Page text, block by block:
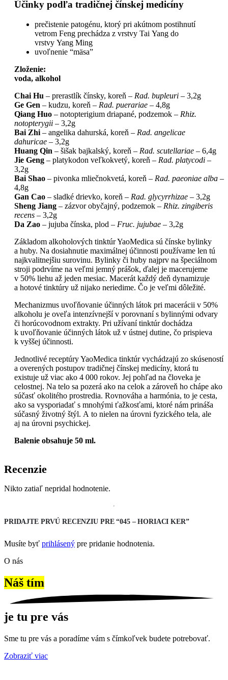
Účinky podľa tradičnej čínskej medicíny
prečistenie patogénu, ktorý pri akútnom postihnutí
vetrom Feng prechádza z vrstvy Tai Yang do
vrstvy Yang Ming
uvoľnenie “mäsa”
Zloženie:
voda, alkohol
Chai Hu – prerastlík čínsky, koreň – Rad. bupleuri – 3,2g
Ge Gen – kudzu, koreň – Rad. puerariae – 4,8g
Qiang Huo – notopterigium driapané, podzemok – Rhiz.
notopterygii – 3,2g
Bai Zhi – angelika dahurská, koreň – Rad. angelicae
dahuricae – 3,2g
Huang Qin – šišak bajkalský, koreň – Rad. scutellariae – 6,4g
Jie Geng – platykodon veľkokvetý, koreň – Rad. platycodi –
3,2g
Bai Shao – pivonka mliečnokvetá, koreň – Rad. paeoniae alba –
4,8g
Gan Cao – sladké drievko, koreň – Rad. glycyrrhizae – 3,2g
Sheng Jiang – zázvor obyčajný, podzemok – Rhiz. zingiberis
recens – 3,2g
Da Zao – jujuba čínska, plod – Fruc. jujubae – 3,2g
Základom alkoholových tinktúr YaoMedica sú čínske bylinky
a huby. Na dosiahnutie maximálnej účinnosti používame len tú
najkvalitnejšiu surovinu. Bylinky či huby najprv na špeciálnom
stroji podrvíme na veľmi jemný prášok, ďalej je macerujeme
v 50% liehu až jeden mesiac. Macerát každý deň dynamizuje
a hotové tinktúry už nijako neriedime. Čo je veľmi dôležité.
Mechanizmus uvoľňovanie účinných látok pri macerácii v 50%
alkoholu je oveľa intenzívnejší v porovnaní s bylinnými odvary
či horúcovodnom extrakty. Pri užívaní tinktúr dochádza
k uvoľňovanie účinných látok už v ústnej dutine, čo prispieva
k vyššej účinnosti.
Jednotlivé receptúry YaoMedica tinktúr vychádzajú zo skúseností
a overených postupov tradičnej čínskej medicíny, ktorá tu
existuje už viac ako 4 000 rokov. Jej pohľad na človeka je
celostnej. Na telo sa pozerá ako na celok a zároveň ho chápe ako
súčasť okolitého prostredia. Rovnováha a harmónia, to je cesta,
ako sa vysporiadať s mnohými ťažkosťami, ktoré nám prináša
súčasný životný štýl. A to nielen na úrovni fyzického tela, ale
aj na úrovni psychickej.
Balenie obsahuje 50 ml.
Recenzie
Nikto zatiaľ nepridal hodnotenie.
PRIDAJTE PRVÚ RECENZIU PRE “045 – HORIACI KER”
Musíte byť prihlásený pre pridanie hodnotenia.
O nás
Náš tím
je tu pre vás
Sme tu pre vás a poradíme vám s čímkoľvek budete potrebovať.
Zobraziť viac